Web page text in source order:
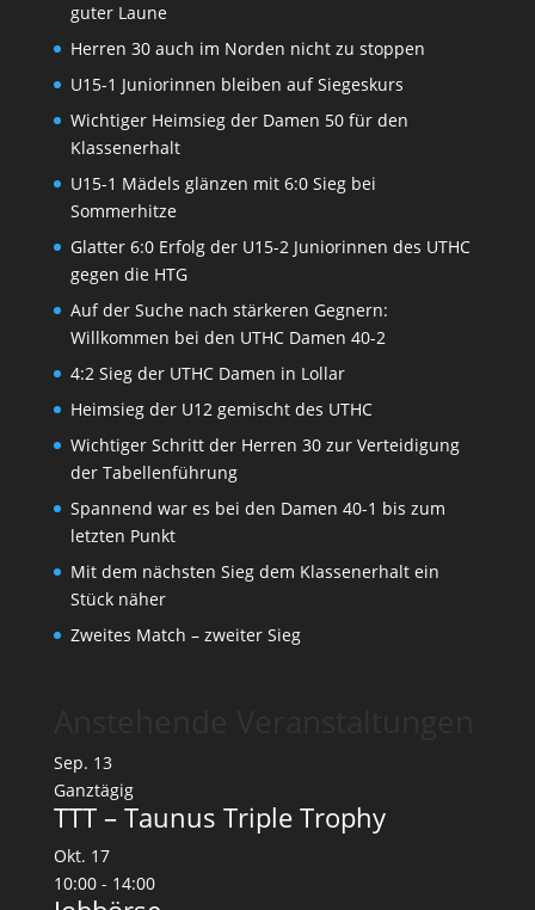
guter Laune
Herren 30 auch im Norden nicht zu stoppen
U15-1 Juniorinnen bleiben auf Siegeskurs
Wichtiger Heimsieg der Damen 50 für den
Klassenerhalt
U15-1 Mädels glänzen mit 6:0 Sieg bei
Sommerhitze
Glatter 6:0 Erfolg der U15-2 Juniorinnen des UTHC
gegen die HTG
Auf der Suche nach stärkeren Gegnern:
Willkommen bei den UTHC Damen 40-2
4:2 Sieg der UTHC Damen in Lollar
Heimsieg der U12 gemischt des UTHC
Wichtiger Schritt der Herren 30 zur Verteidigung
der Tabellenführung
Spannend war es bei den Damen 40-1 bis zum
letzten Punkt
Mit dem nächsten Sieg dem Klassenerhalt ein
Stück näher
Zweites Match – zweiter Sieg
Sep. 13
Ganztägig
TTT – Taunus Triple Trophy
Okt. 17
10:00- 14:00